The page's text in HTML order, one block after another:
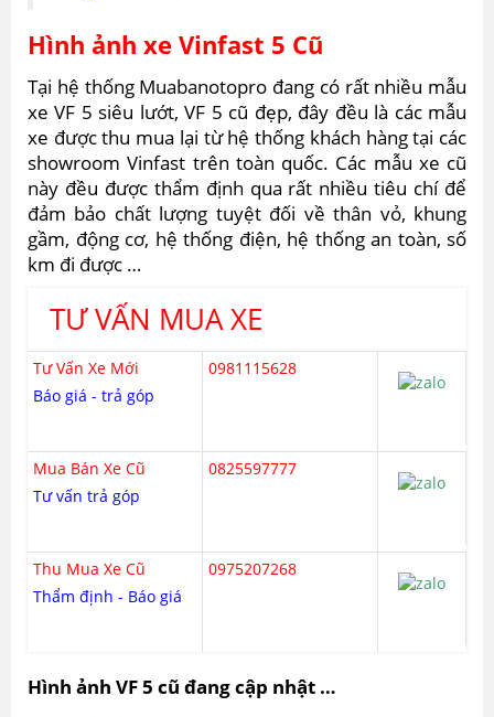
Hình ảnh xe Vinfast 5 Cũ
Tại hệ thống Muabanotopro đang có rất nhiều mẫu
xe VF 5 siêu lướt, VF 5 cũ đẹp, đây đều là các mẫu
xe được thu mua lại từ hệ thống khách hàng tại các
showroom Vinfast trên toàn quốc. Các mẫu xe cũ
này đều được thẩm định qua rất nhiều tiêu chí để
đảm bảo chất lượng tuyệt đối về thân vỏ, khung
gầm, động cơ, hệ thống điện, hệ thống an toàn, số
km đi được …
TƯ VẤN MUA XE
Tư Vấn Xe Mới
Báo giá - trả góp
0981115628
Mua Bán Xe Cũ
Tư vấn trả góp
0825597777
Thu Mua Xe Cũ
Thẩm định - Báo giá
0975207268
Hình ảnh VF 5 cũ đang cập nhật …